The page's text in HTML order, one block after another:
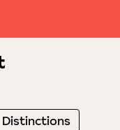
Distinctions